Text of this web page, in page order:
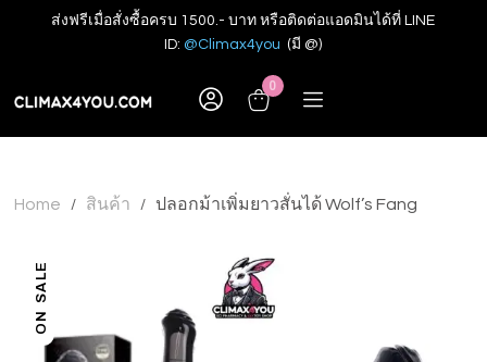
ส่งฟรีเมื่อสั่งซื้อครบ 1500.- บาท หรือติดต่อแอดมินได้ที่ LINE
ID: @Climax4you (มี @)
0
Home / สินค้า / ปลอกม้าเพิ่มยาวสั่นได้ Wolf’s Fang
ON SALE